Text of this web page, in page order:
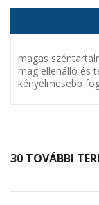
magas
mag ellenálló és
kényelmesebb
30 TOVÁBBI